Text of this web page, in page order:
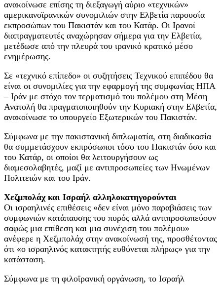
ανακοίνωσε επίσης τη διεξαγωγή αύριο «τεχνικών»
αμερικανοϊρανικών συνομιλιών στην Ελβετία παρουσία
εκπροσώπων του Πακιστάν και του Κατάρ. Οι Ιρανοί
διαπραγματευτές αναχώρησαν σήμερα για την Ελβετία,
μετέδωσε από την πλευρά του ιρανικό κρατικό μέσο
ενημέρωσης.
Σε «τεχνικό επίπεδο» οι συζητήσεις Τεχνικού επιπέδου θα
είναι οι συνομιλίες για την εφαρμογή της συμφωνίας ΗΠΑ
– Ιράν με στόχο τον τερματισμό του πολέμου στη Μέση
Ανατολή θα πραγματοποιηθούν την Κυριακή στην Ελβετία,
ανακοίνωσε το υπουργείο Εξωτερικών του Πακιστάν.
Σύμφωνα με την πακιστανική διπλωματία, στη διαδικασία
θα συμμετάσχουν εκπρόσωποι τόσο του Πακιστάν όσο και
του Κατάρ, οι οποίοι θα λειτουργήσουν ως
διαμεσολαβητές, μαζί με αντιπροσωπείες των Ηνωμένων
Πολιτειών και του Ιράν.
Χεζμπολάχ και Ισραήλ αλληλοκατηγορούνται
Οι ισραηλινές επιθέσεις «δεν είναι μόνο παραβιάσεις των
συμφωνιών κατάπαυσης του πυρός αλλά αντιπροσωπεύουν
σαφώς μια επίθεση και μια συνέχιση του πολέμου»
ανέφερε η Χεζμπολάχ στην ανακοίνωσή της, προσθέτοντας
ότι «ο ισραηλινός κατακτητής ευθύνεται πλήρως» για την
κατάσταση.
Σύμφωνα με τη φιλοϊρανική οργάνωση, το Ισραήλ